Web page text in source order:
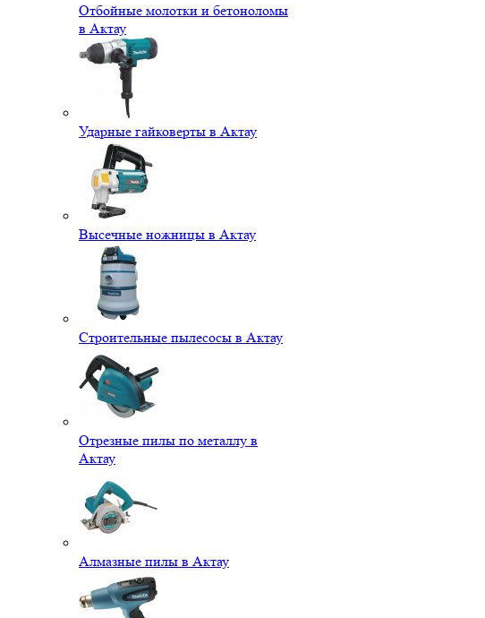
Отбойные молотки и бетоноломы
в Актау
Ударные гайковерты в Актау
Высечные ножницы в Актау
Строительные пылесосы в Актау
Отрезные пилы по металлу в
Актау
Алмазные пилы в Актау